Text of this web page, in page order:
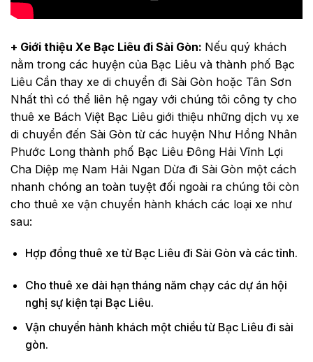
+ Giới thiệu Xe Bạc Liêu đi Sài Gòn: Nếu quý khách
nằm trong các huyện của Bạc Liêu và thành phố Bạc
Liêu Cần thay xe di chuyển đi Sài Gòn hoặc Tân Sơn
Nhất thì có thể liên hệ ngay với chúng tôi công ty cho
thuê xe Bách Việt Bạc Liêu giới thiệu những dịch vụ xe
di chuyển đến Sài Gòn từ các huyện Như Hồng Nhân
Phước Long thành phố Bạc Liêu Đông Hải Vĩnh Lợi
Cha Diệp mẹ Nam Hải Ngan Dừa đi Sài Gòn một cách
nhanh chóng an toàn tuyệt đối ngoài ra chúng tôi còn
cho thuê xe vận chuyển hành khách các loại xe như
sau:
Hợp đồng thuê xe từ Bạc Liêu đi Sài Gòn và các tỉnh.
Cho thuê xe dài hạn tháng năm chạy các dự án hội
nghị sự kiện tại Bạc Liêu.
Vận chuyển hành khách một chiều từ Bạc Liêu đi sài
gòn.